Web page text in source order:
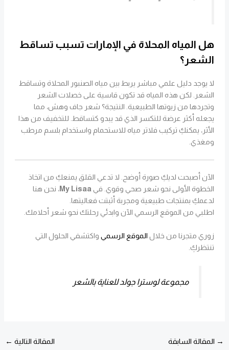
هل المياه المحلاة في الإمارات تسبب تساقط
الشعر؟
لا يوجد دليل علمي مباشر يربط بين مياه الصنبور المحلاة وتساقط
الشعر. لكن هذه المياه قد تكون قاسية على خصلات الشعر
وتجردها من زيوتها الطبيعية. النتيجة؟ شعر جاف وهش، مما
يجعله أكثر عرضة للتكسر الذي قد يبدو كتساقط. للتخفيف من هذا
الأثر، يمكنكِ تركيب فلاتر مياه للاستحمام واستخدام بلسم مرطب
ومغذي.
الآن أصبحت لديكِ صورة أوضح. لا تدعي القلق يمنعكِ من اتخاذ
الخطوة الأولى نحو شعر صحي وقوي. في My Lisaa، نحن هنا
لدعمكِ بمنتجات طبيعية ومجربة أثبتت فعاليتها.
اطلبي من الموقع الرسمي الآن وابدئي رحلتك نحو شعر أحلامك.
زوري متجرنا من خلال الموقع الرسمي واكتشفي الحلول التي
تنتظركِ.
مجموعة لوسترا جولد للعناية بالشعر
→ المقالة السابقة المقالة التالية ←